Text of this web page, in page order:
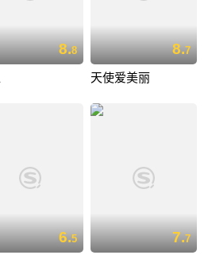
8.8 8.7
天使爱美丽
6.5 7.7